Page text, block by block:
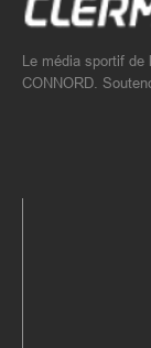
Le média sportif
CONNORD.